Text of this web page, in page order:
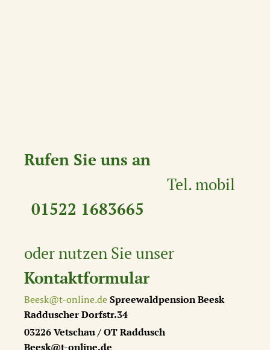
Rufen Sie uns an
Tel. mobil
01522 1683665
oder nutzen Sie unser
Kontaktformular
Beesk@t-online.deSpreewaldpension Beesk
Radduscher Dorfstr.34
03226 Vetschau / OT Raddusch
Beesk@t-online.de